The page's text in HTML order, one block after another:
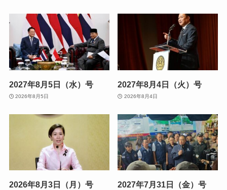
2027年8月5日（水）号
2026年8月5日
2027年8月4日（火）号
2026年8月4日
2026年8月3日（月）号 2027年7月31日（金）号